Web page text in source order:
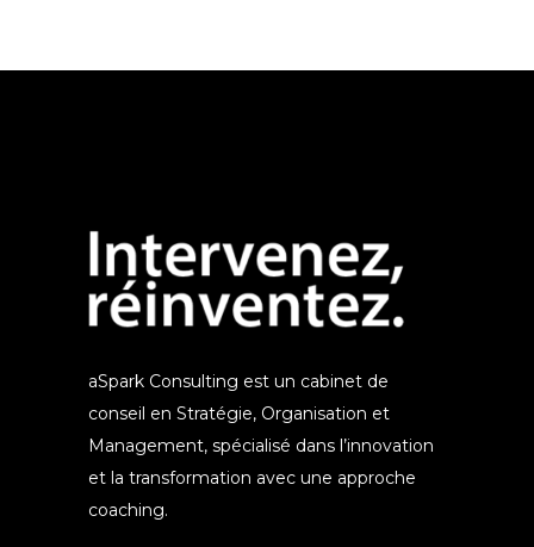
aSpark Consulting est un cabinet de
conseil en Stratégie, Organisation et
Management, spécialisé dans l’innovation
et la transformation avec une approche
coaching.